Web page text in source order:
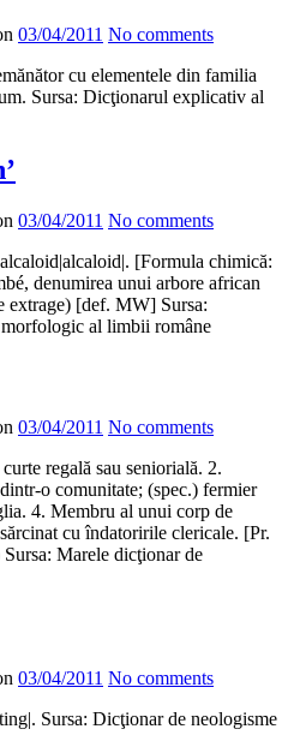
03/04/2011 No comments
cu elementele din familia
Sursa: Dicţionarul explicativ al
03/04/2011 No comments
[Formula chimică:
denumirea unui arbore african
extrage) [def. MW] Sursa:
al limbii române
03/04/2011 No comments
regală sau seniorială. 2.
o comunitate; (spec.) fermier
4. Membru al unui corp de
cu îndatoririle clericale. [Pr.
Marele dicţionar de
03/04/2011 No comments
Sursa: Dicţionar de neologisme